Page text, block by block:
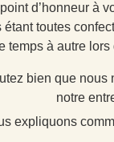
d’honneur à
toutes
temps à autre
bien que nous
notre
expliquons